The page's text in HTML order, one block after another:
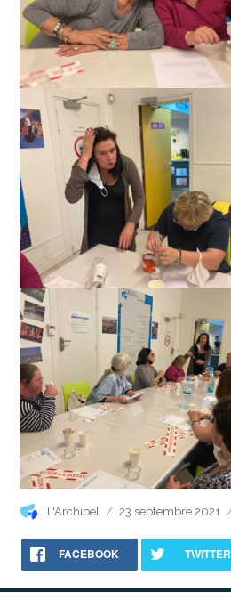
Auteur
L'Archipel
Publié
23 septembre 2021
FACEBOOK TWITTER